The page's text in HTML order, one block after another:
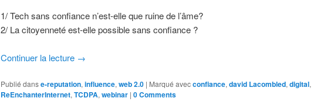
1/ Tech sans confiance n’est-elle que ruine de l’âme?
2/ La citoyenneté est-elle possible sans confiance ?
Continuer la lecture →
Publié danse-reputation, influence, web 2.0 | Marqué avecconfiance, david Lacombled, digital,
ReEnchanterInternet, TCDPA, webinar | 0 Comments